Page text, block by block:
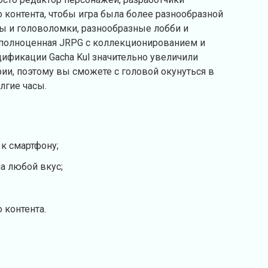
чтобы игра была более разнообразной
и головоломки, разнообразные лобби и
JRPG с коллекционированием и
Gacha Kul значительно увеличили
поэтому вы сможете с головой окунуться в
часы.
смартфону;
любой вкус;